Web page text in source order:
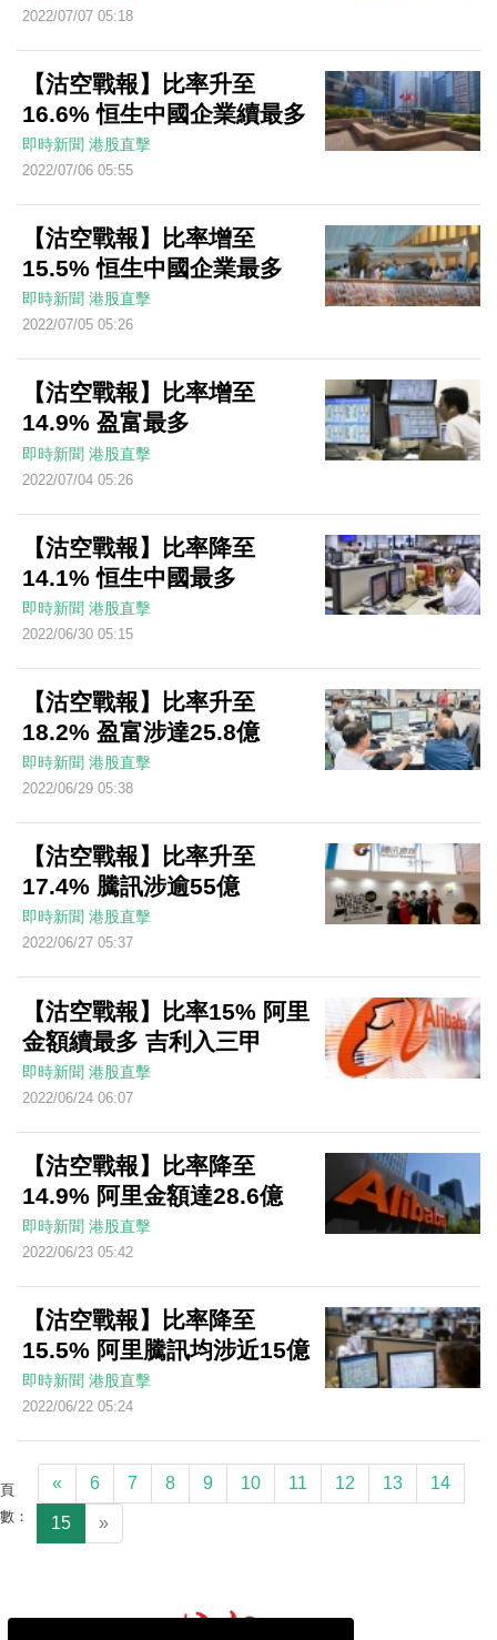
2022/07/07 05:18
【沽空戰報】比率升至
16.6% 恒生中國企業續最多
即時新聞 港股直擊
2022/07/06 05:55
【沽空戰報】比率增至
15.5% 恒生中國企業最多
即時新聞 港股直擊
2022/07/05 05:26
【沽空戰報】比率增至
14.9% 盈富最多
即時新聞 港股直擊
2022/07/04 05:26
【沽空戰報】比率降至
14.1% 恒生中國最多
即時新聞 港股直擊
2022/06/30 05:15
【沽空戰報】比率升至
18.2% 盈富涉達25.8億
即時新聞 港股直擊
2022/06/29 05:38
【沽空戰報】比率升至
17.4% 騰訊涉逾55億
即時新聞 港股直擊
2022/06/27 05:37
【沽空戰報】比率15% 阿里
金額續最多 吉利入三甲
即時新聞 港股直擊
2022/06/24 06:07
【沽空戰報】比率降至
14.9% 阿里金額達28.6億
即時新聞 港股直擊
2022/06/23 05:42
【沽空戰報】比率降至
15.5% 阿里騰訊均涉近15億
即時新聞 港股直擊
2022/06/22 05:24
頁
數：
« 6 7 8 9 10 11 12 13 14
15 »